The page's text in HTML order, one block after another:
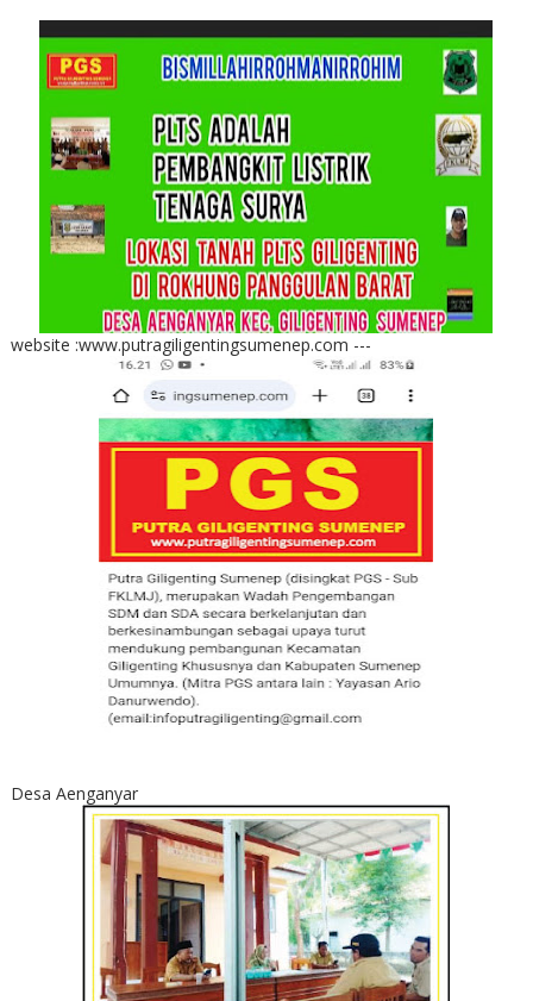
website :www.putragiligentingsumenep.com ---
Desa Aenganyar